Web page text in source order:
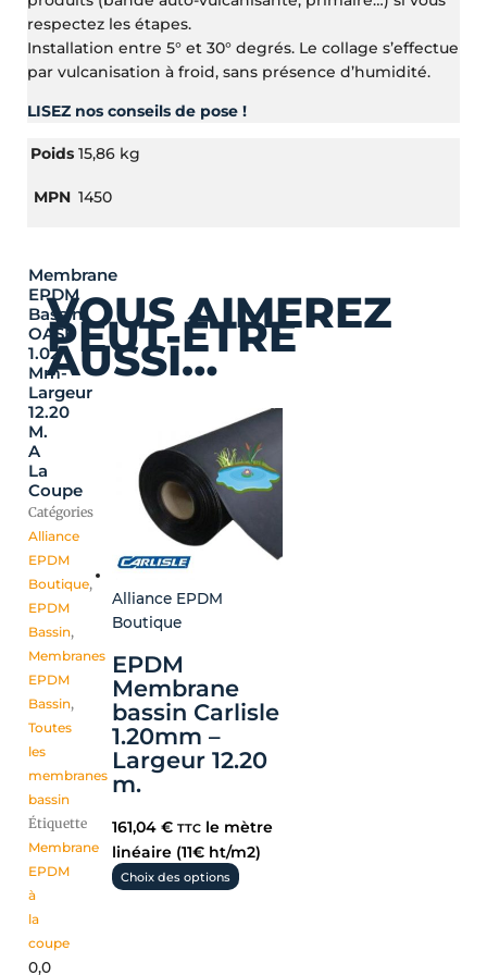
respectez les étapes.
Installation entre 5° et 30° degrés. Le collage s’effectue
par vulcanisation à froid, sans présence d’humidité.
LISEZ nos conseils de pose !
Poids 15,86 kg
MPN 1450
Membrane
EPDM
Bassin
OASE
1.02
Mm-
Largeur
12.20
M.
A
La
Coupe
Catégories
Alliance
EPDM
Boutique,
EPDM
Bassin,
Membranes
EPDM
Bassin,
Toutes
les
membranes
bassin
Étiquette
Membrane
EPDM
à
la
coupe
0,0
VOUS AIMEREZ
PEUT-ÊTRE
AUSSI…
Alliance EPDM
Boutique
EPDM
Membrane
bassin Carlisle
1.20mm –
Largeur 12.20
m.
161,04 € TTCle mètre
linéaire (11€ ht/m2)
Choix des options